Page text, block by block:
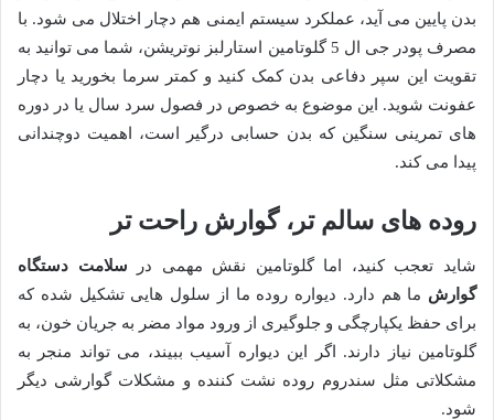
بدن پایین می آید، عملکرد سیستم ایمنی هم دچار اختلال می شود. با
مصرف پودر جی ال 5 گلوتامین استارلبز نوتریشن، شما می توانید به
تقویت این سپر دفاعی بدن کمک کنید و کمتر سرما بخورید یا دچار
عفونت شوید. این موضوع به خصوص در فصول سرد سال یا در دوره
های تمرینی سنگین که بدن حسابی درگیر است، اهمیت دوچندانی
پیدا می کند.
روده های سالم تر، گوارش راحت تر
شاید تعجب کنید، اما گلوتامین نقش مهمی در سلامت دستگاه
گوارش ما هم دارد. دیواره روده ما از سلول هایی تشکیل شده که
برای حفظ یکپارچگی و جلوگیری از ورود مواد مضر به جریان خون، به
گلوتامین نیاز دارند. اگر این دیواره آسیب ببیند، می تواند منجر به
مشکلاتی مثل سندروم روده نشت کننده و مشکلات گوارشی دیگر
شود.